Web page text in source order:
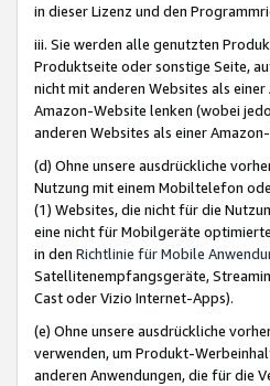
in dieser Lizenz und den
iii. Sie werden alle genutzten
Produktseite oder sonstige Seite,
nicht mit anderen Websites als
Amazon-Website lenken (wobei
anderen Websites als einer
(d) Ohne unsere ausdrückliche
Nutzung mit einem Mobiltelefon
(1) Websites, die nicht für die
eine nicht für Mobilgeräte
in den Richtlinie für Mobile
Satellitenempfangsgeräte,
Cast oder Vizio Internet-Apps).
(e) Ohne unsere ausdrückliche
verwenden, um Produkt-
anderen Anwendungen, die für die